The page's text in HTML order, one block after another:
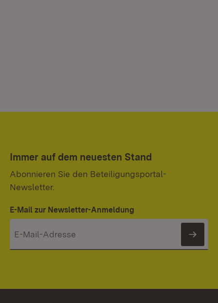
Immer auf dem neuesten Stand
Abonnieren Sie den Beteiligungsportal-
Newsletter.
E-Mail zur Newsletter-Anmeldung